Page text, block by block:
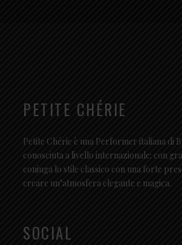
PETITE CHÉRIE
Petite Chérie è una Performer italiana di
conosciuta a livello internazionale: con
coniuga lo stile classico con una forte
creare un’atmosfera elegante e magica.
SOCIAL